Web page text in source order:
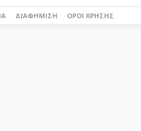
ΔΙΑΦΉΜΙΣΗ ΌΡΟΙ ΧΡΉΣΗΣ